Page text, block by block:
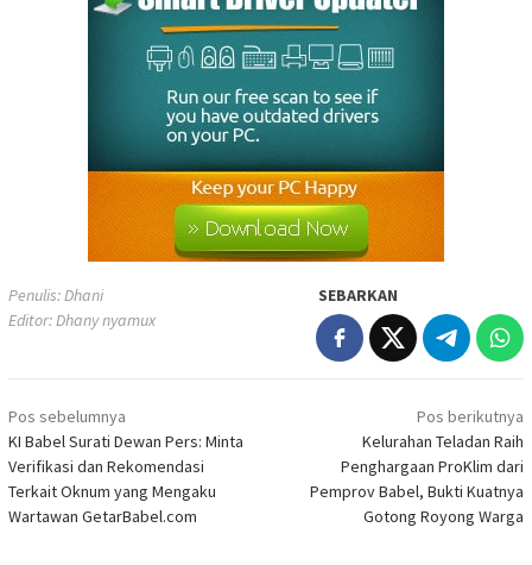
Penulis: Dhani
Editor: Dhany nyamux
SEBARKAN
Navigasi
pos
Pos sebelumnya
KI Babel Surati Dewan Pers: Minta
Verifikasi dan Rekomendasi
Terkait Oknum yang Mengaku
Wartawan GetarBabel.com
Pos berikutnya
Kelurahan Teladan Raih
Penghargaan ProKlim dari
Pemprov Babel, Bukti Kuatnya
Gotong Royong Warga